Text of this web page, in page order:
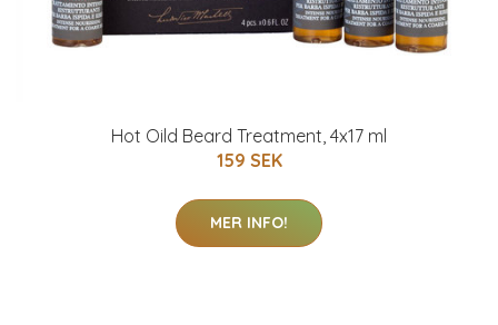
Hot Oild Beard Treatment, 4x17 ml
159 SEK
MER INFO!